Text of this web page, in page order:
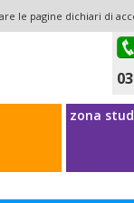
zona
le pagine dichiari di